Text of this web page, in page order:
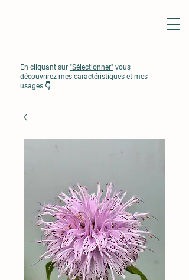
En cliquant sur "Sélectionner" vous
découvrirez mes caractéristiques et mes
usages 👇